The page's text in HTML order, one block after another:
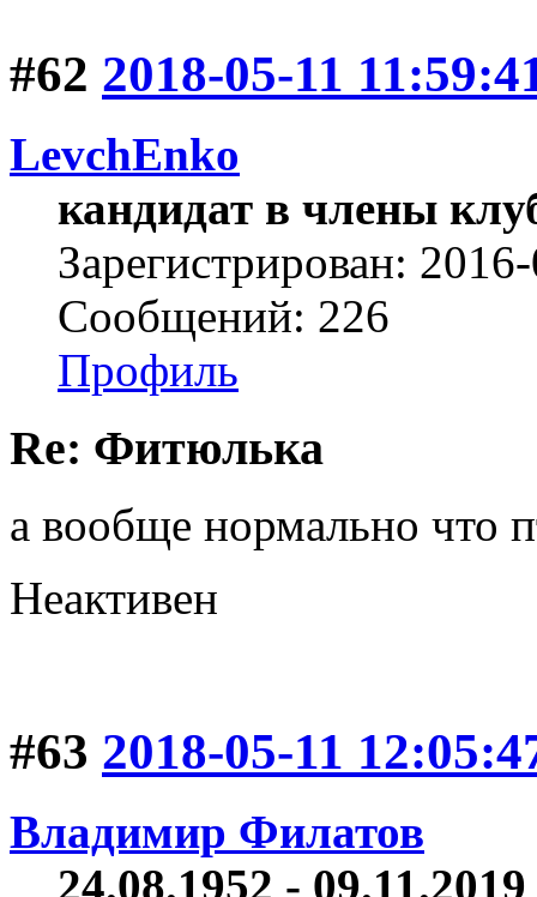
#62 2018-05-11
LevchEnko
кандидат в члены
Зарегистрирован:
Сообщений: 226
Профиль
Re: Фитюлька
а вообще нормально что
Неактивен
#63 2018-05-11
Владимир Филатов
24.08.1952 -